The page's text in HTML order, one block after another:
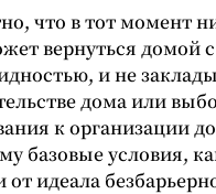
что в тот момент
вернуться домой
и не
дома или
к организации
базовые условия,
от идеала